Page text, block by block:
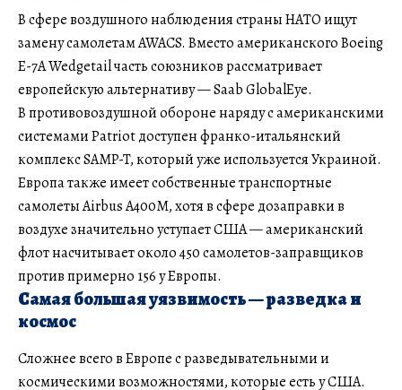
В сфере воздушного наблюдения страны НАТО ищут
замену самолетам AWACS. Вместо американского Boeing
E-7A Wedgetail часть союзников рассматривает
европейскую альтернативу — Saab GlobalEye.
В противовоздушной обороне наряду с американскими
системами Patriot доступен франко-итальянский
комплекс SAMP-T, который уже используется Украиной.
Европа также имеет собственные транспортные
самолеты Airbus A400M, хотя в сфере дозаправки в
воздухе значительно уступает США — американский
флот насчитывает около 450 самолетов-заправщиков
против примерно 156 у Европы.
Самая большая уязвимость — разведка и
космос
Сложнее всего в Европе с разведывательными и
космическими возможностями, которые есть у США.